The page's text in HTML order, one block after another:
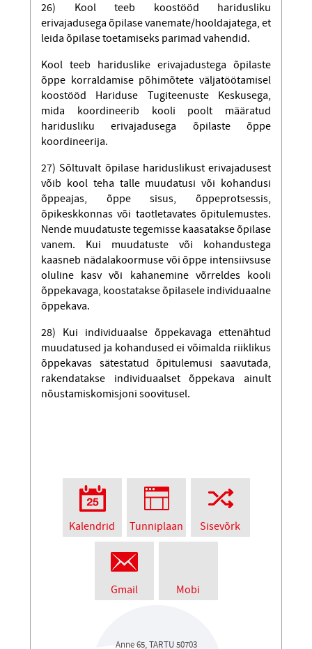
26) Kool teeb koostööd haridusliku
erivajadusega õpilase vanemate/hooldajatega, et
leida õpilase toetamiseks parimad vahendid.
Kool teeb hariduslike erivajadustega õpilaste
õppe korraldamise põhimõtete väljatöötamisel
koostööd Hariduse Tugiteenuste Keskusega,
mida koordineerib kooli poolt määratud
haridusliku erivajadusega õpilaste õppe
koordineerija.
27) Sõltuvalt õpilase hariduslikust erivajadusest
võib kool teha talle muudatusi või kohandusi
õppeajas, õppe sisus, õppeprotsessis,
õpikeskkonnas või taotletavates õpitulemustes.
Nende muudatuste tegemisse kaasatakse õpilase
vanem. Kui muudatuste või kohandustega
kaasneb nädalakoormuse või õppe intensiivsuse
oluline kasv või kahanemine võrreldes kooli
õppekavaga, koostatakse õpilasele individuaalne
õppekava.
28) Kui individuaalse õppekavaga ettenähtud
muudatused ja kohandused ei võimalda riiklikus
õppekavas sätestatud õpitulemusi saavutada,
rakendatakse individuaalset õppekava ainult
nõustamiskomisjoni soovitusel.
Kalendrid Tunniplaan Sisevõrk
Gmail Mobi
Anne 65, TARTU 50703